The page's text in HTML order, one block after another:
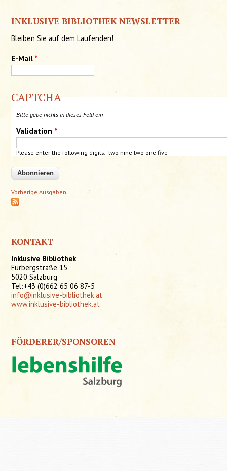
INKLUSIVE BIBLIOTHEK NEWSLETTER
Bleiben Sie auf dem Laufenden!
E-Mail *
CAPTCHA
Bitte gebe nichts in dieses Feld ein
Validation *
Please enter the following digits: two nine two one five
Vorherige Ausgaben
KONTAKT
Inklusive Bibliothek
Fürbergstraße 15
5020 Salzburg
Tel:+43 (0)662 65 06 87-5
info@inklusive-bibliothek.at
www.inklusive-bibliothek.at
FÖRDERER/SPONSOREN